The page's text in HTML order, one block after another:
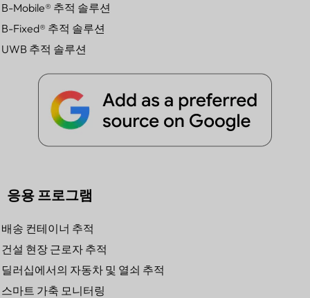
B-Mobile® 추적 솔루션
B-Fixed® 추적 솔루션
UWB 추적 솔루션
응용 프로그램
배송 컨테이너 추적
건설 현장 근로자 추적
딜러십에서의 자동차 및 열쇠 추적
스마트 가축 모니터링